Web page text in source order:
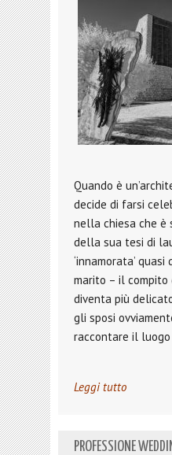
Quando è
decide di farsi
nella chiesa che è
della sua tesi di
‘innamorata’
marito – il
diventa più
gli sposi
raccontare il
Leggi tutto
PROFESSIONE